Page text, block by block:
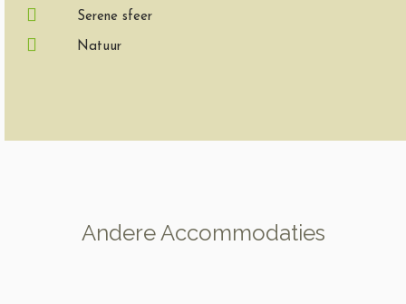
Serene sfeer
Natuur
Andere Accommodaties